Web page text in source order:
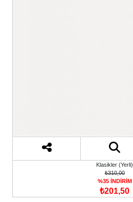
Klasikler (Yerli)
₺310,00
%35 İNDİRİM
₺201,50